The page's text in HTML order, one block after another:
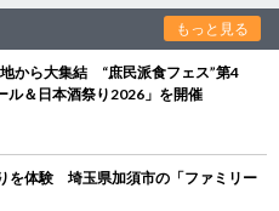
もっと見る
から大集結 “庶民派食フェス”第4
ル＆日本酒祭り2026」を開催
を体験 埼玉県加須市の「ファミリー